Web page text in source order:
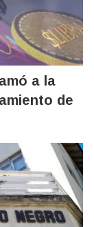
a la
de